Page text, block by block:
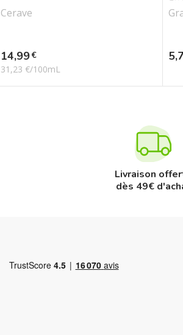
Cerave
Prix
14,99€
31,23 €/100mL
Livraison
dès 49€